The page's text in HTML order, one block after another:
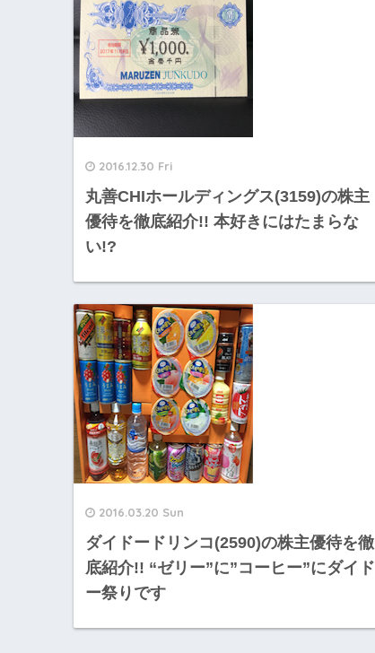
2016.12.30 Fri
丸善CHIホールディングス(3159)の株主
優待を徹底紹介!! 本好きにはたまらな
い!?
2016.03.20 Sun
ダイドードリンコ(2590)の株主優待を徹
底紹介!! “ゼリー”に”コーヒー”にダイド
ー祭りです